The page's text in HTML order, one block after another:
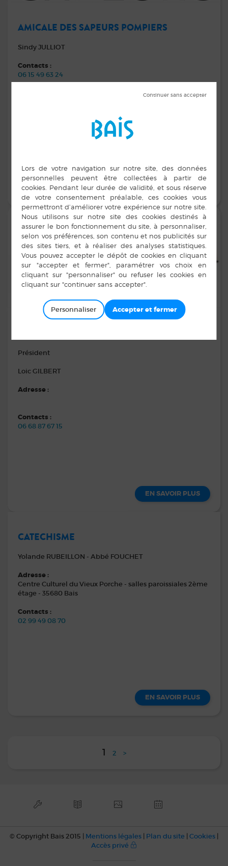
AMICALE DES SAPEURS POMPIERS
Sindy JULLIOT
Contacts :
06 15 49 63 24
EN SAVOIR PLUS
Président
Loic GILBERT
Adresse :
Contacts :
06 68 87 67 15
EN SAVOIR PLUS
CATECHISME
Yolande RUBEILLON - Abbé FOUCHET
Adresse :
Centre Culturel du Vieux Porche - salles paroissiales 2ème
étage - 35680 Bais
Contacts :
02 99 49 08 70
EN SAVOIR PLUS
1 2 >
© Copyright Bais 2015 | Mentions légales | Plan du site | Cookies |
Accès privé
Personnaliser